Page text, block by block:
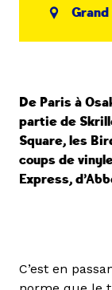
Grand
De Paris à
partie de
Square, les
coups de
Express,
C’est en